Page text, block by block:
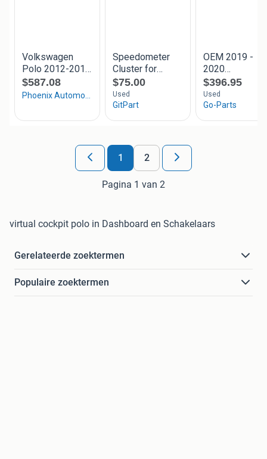
1 2
Pagina 1 van 2
virtual cockpit polo in Dashboard en Schakelaars
Gerelateerde zoektermen
Populaire zoektermen